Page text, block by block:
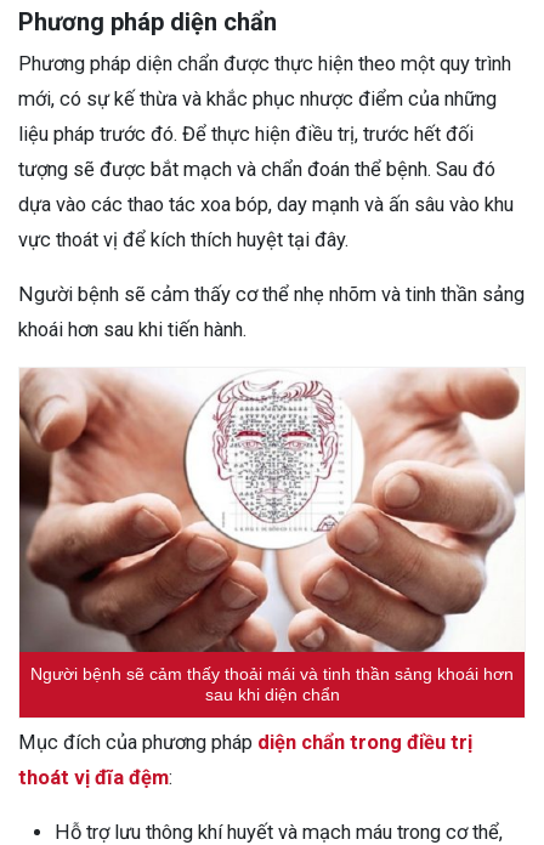
Phương pháp diện chẩn
Phương pháp diện chẩn được thực hiện theo một quy trình
mới, có sự kế thừa và khắc phục nhược điểm của những
liệu pháp trước đó. Để thực hiện điều trị, trước hết đối
tượng sẽ được bắt mạch và chẩn đoán thể bệnh. Sau đó
dựa vào các thao tác xoa bóp, day mạnh và ấn sâu vào khu
vực thoát vị để kích thích huyệt tại đây.
Người bệnh sẽ cảm thấy cơ thể nhẹ nhõm và tinh thần sảng
khoái hơn sau khi tiến hành.
Người bệnh sẽ cảm thấy thoải mái và tinh thần sảng khoái hơn
sau khi diện chẩn
Mục đích của phương pháp diện chẩn trong điều trị
thoát vị đĩa đệm:
Hỗ trợ lưu thông khí huyết và mạch máu trong cơ thể,